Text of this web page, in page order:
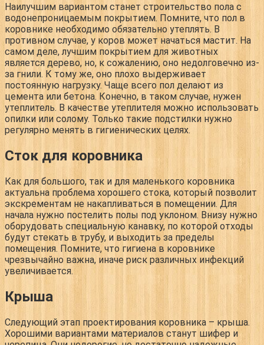
Наилучшим вариантом станет строительство пола с
водонепроницаемым покрытием. Помните, что пол в
коровнике необходимо обязательно утеплять. В
противном случае, у коров может начаться мастит. На
самом деле, лучшим покрытием для животных
является дерево, но, к сожалению, оно недолговечно из-
за гнили. К тому же, оно плохо выдерживает
постоянную нагрузку. Чаще всего пол делают из
цемента или бетона. Конечно, в таком случае, нужен
утеплитель. В качестве утеплителя можно использовать
опилки или солому. Только такие подстилки нужно
регулярно менять в гигиенических целях.
Сток для коровника
Как для большого, так и для маленького коровника
актуальна проблема хорошего стока, который позволит
экскрементам не накапливаться в помещении. Для
начала нужно постелить полы под уклоном. Внизу нужно
оборудовать специальную канавку, по которой отходы
будут стекать в трубу, и выходить за пределы
помещения. Помните, что гигиена в коровнике
чрезвычайно важна, иначе риск различных инфекций
увеличивается.
Крыша
Следующий этап проектирования коровника – крыша.
Хорошими вариантами материалов станут шифер и